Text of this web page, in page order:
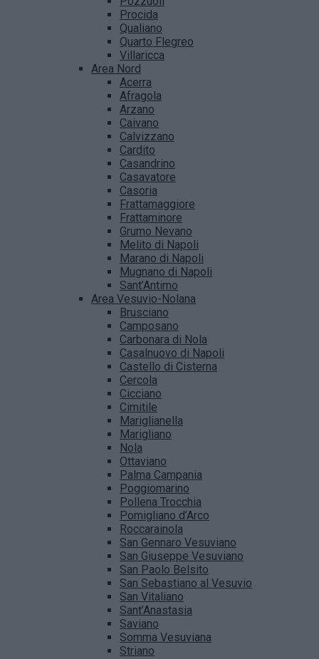
Procida
Qualiano
Quarto Flegreo
Villaricca
Area Nord
Acerra
Afragola
Arzano
Caivano
Calvizzano
Cardito
Casandrino
Casavatore
Casoria
Frattamaggiore
Frattaminore
Grumo Nevano
Melito di Napoli
Marano di Napoli
Mugnano di Napoli
Sant’Antimo
Area Vesuvio-Nolana
Brusciano
Camposano
Carbonara di Nola
Casalnuovo di Napoli
Castello di Cisterna
Cercola
Cicciano
Cimitile
Mariglianella
Marigliano
Nola
Ottaviano
Palma Campania
Poggiomarino
Pollena Trocchia
Pomigliano d’Arco
Roccarainola
San Gennaro Vesuviano
San Giuseppe Vesuviano
San Paolo Belsito
San Sebastiano al Vesuvio
San Vitaliano
Sant’Anastasia
Saviano
Somma Vesuviana
Striano